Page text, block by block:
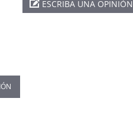
ESCRIBA UNA OPINIÓN